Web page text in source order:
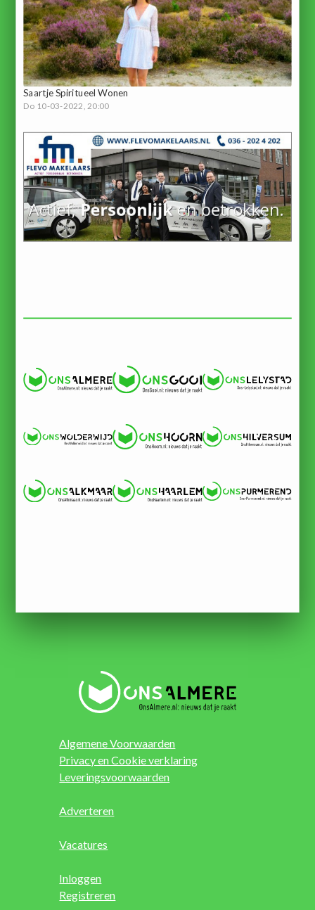
Saartje Spiritueel Wonen
Do 10-03-2022, 20:00
Algemene Voorwaarden
Privacy en Cookie verklaring
Leveringsvoorwaarden
Adverteren
Vacatures
Inloggen
Registreren